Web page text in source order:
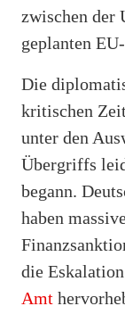
zwischen der
geplanten
Die
kritischen
unter den
Übergriffs
begann.
haben
die
Amt